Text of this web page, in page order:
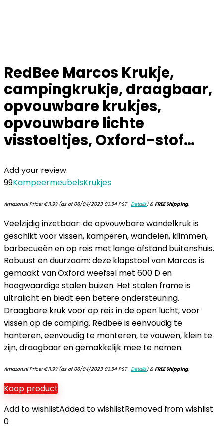
RedBee Marcos Krukje,
campingkrukje, draagbaar,
opvouwbare krukjes,
opvouwbare lichte
visstoeltjes, Oxford-stof…
Add your review
99KampeermeubelsKrukjes
Amazon.nl Price: €11.99(as of 06/04/2023 03:54 PST-Details)&FREE Shipping.
Veelzijdig inzetbaar: de opvouwbare wandelkruk is
geschikt voor vissen, kamperen, wandelen, klimmen,
barbecueën en op reis met lange afstand buitenshuis.
Robuust en duurzaam: deze klapstoel van Marcos is
gemaakt van Oxford weefsel met 600 D en
hoogwaardige stalen buizen. Het stalen frame is
ultralicht en biedt een betere ondersteuning.
Draagbare kruk voor op reis in de open lucht, voor
vissen op de camping. Redbee is eenvoudig te
hanteren, eenvoudig te monteren, te vouwen, klein te
zijn, draagbaar en gemakkelijk mee te nemen.
Amazon.nl Price: €11.99(as of 06/04/2023 03:54 PST-Details)&FREE Shipping.
Koop product
Add to wishlistAdded to wishlistRemoved from wishlist
0